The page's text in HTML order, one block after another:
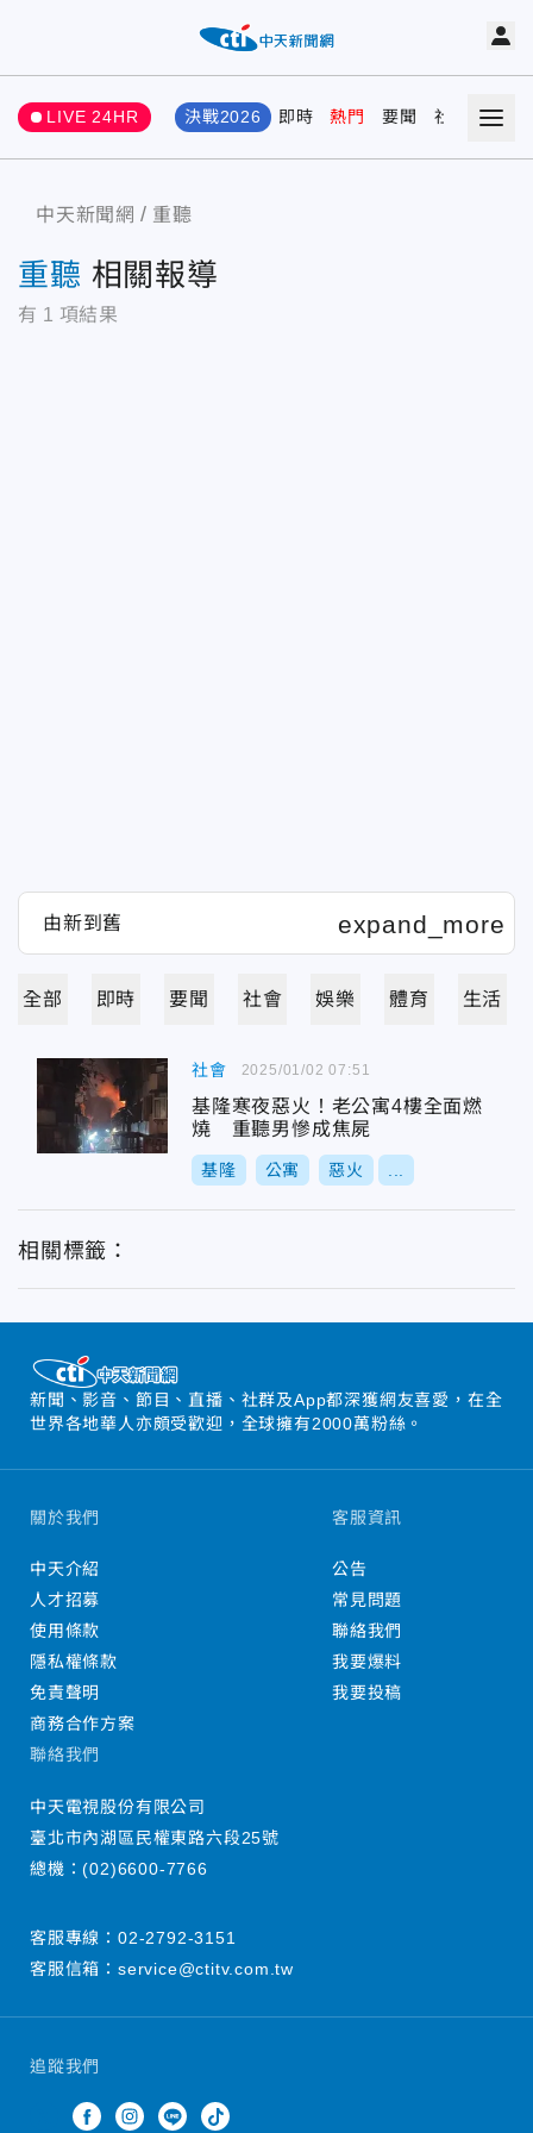
LIVE 24HR 決戰2026 即時 熱門 要聞 社會 娛樂
中天新聞網 重聽
重聽 相關報導
有 1 項結果
全部 即時 要聞 社會 娛樂 體育 生活
社會
基隆寒夜惡火！老公寓4樓全面燃
燒 重聽男慘成焦屍
基隆 公寓 惡火
2025/01/02 07:51
相關標籤：
新聞、影音、節目、直播、社群及App都深獲網友喜愛，在全
世界各地華人亦頗受歡迎，全球擁有2000萬粉絲。
追蹤我們
關於我們
中天介紹
人才招募
使用條款
隱私權條款
免責聲明
商務合作方案
客服資訊
公告
常見問題
聯絡我們
我要爆料
我要投稿
聯絡我們
中天電視股份有限公司
臺北市內湖區民權東路六段25號
總機：(02)6600-7766
客服專線： 02-2792-3151
客服信箱： service@ctitv.com.tw